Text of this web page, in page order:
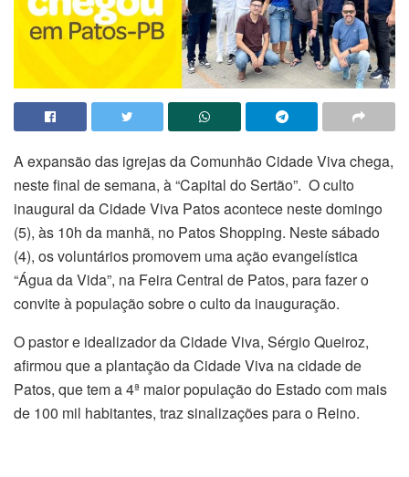
A expansão das igrejas da Comunhão Cidade Viva chega,
neste final de semana, à “Capital do Sertão”. O culto
inaugural da Cidade Viva Patos acontece neste domingo
(5), às 10h da manhã, no Patos Shopping. Neste sábado
(4), os voluntários promovem uma ação evangelística
“Água da Vida”, na Feira Central de Patos, para fazer o
convite à população sobre o culto da inauguração.
O pastor e idealizador da Cidade Viva, Sérgio Queiroz,
afirmou que a plantação da Cidade Viva na cidade de
Patos, que tem a 4ª maior população do Estado com mais
de 100 mil habitantes, traz sinalizações para o Reino.